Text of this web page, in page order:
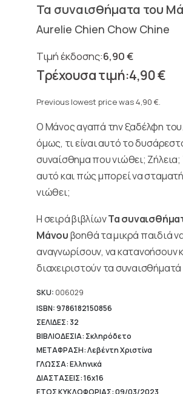
Τα συναισθήματα του
Aurelie Chien Chow Chine
6,90€
Original
price
6,90 €.
4,90€
price
4,90 €.
Previous lowest price was4,90 €.
Ο Μάνος αγαπά την ξαδέλφη
όμως, τι είναι αυτό το
συναίσθημα που νιώθει; Ζήλεια;
αυτό και πώς μπορεί να
νιώθει;
Η σειρά βιβλίωνΤα
Μάνουβοηθά τα μικρά παιδιά
αναγνωρίσουν, να κατανοήσουν
διαχειριστούν τα
SKU: 006029
ISBN: 9786182150856
ΣΕΛΙΔΕΣ: 32
ΒΙΒΛΙΟΔΕΣΙΑ: Σκληρόδετο
ΜΕΤΑΦΡΑΣΗ: Λεβέντη Χριστίνα
ΓΛΩΣΣΑ: Ελληνικά
ΔΙΑΣΤΑΣΕΙΣ: 16x16